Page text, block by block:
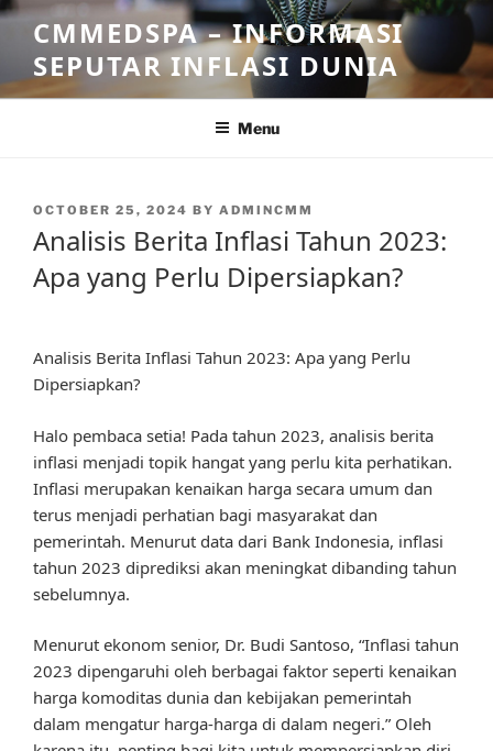
Skip
content
CMMEDSPA – INFORMASI
SEPUTAR INFLASI DUNIA
Menu
POSTED
OCTOBER 25, 2024 BY ADMINCMM
Analisis Berita Inflasi Tahun 2023:
Apa yang Perlu Dipersiapkan?
Analisis Berita Inflasi Tahun 2023: Apa yang Perlu
Dipersiapkan?
Halo pembaca setia! Pada tahun 2023, analisis berita
inflasi menjadi topik hangat yang perlu kita perhatikan.
Inflasi merupakan kenaikan harga secara umum dan
terus menjadi perhatian bagi masyarakat dan
pemerintah. Menurut data dari Bank Indonesia, inflasi
tahun 2023 diprediksi akan meningkat dibanding tahun
sebelumnya.
Menurut ekonom senior, Dr. Budi Santoso, “Inflasi tahun
2023 dipengaruhi oleh berbagai faktor seperti kenaikan
harga komoditas dunia dan kebijakan pemerintah
dalam mengatur harga-harga di dalam negeri.” Oleh